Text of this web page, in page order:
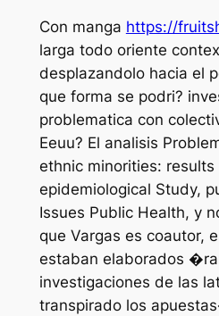
Con manga https://
larga todo oriente
desplazandolo hacia el
que forma se podri?
problematica con
Eeuu? El analisis
ethnic minorities: results
epidemiological Study,
Issues Public Health, y
que Vargas es coautor,
estaban elaborados
investigaciones de las
transpirado los